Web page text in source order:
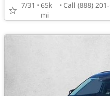
7/31
65k
mi